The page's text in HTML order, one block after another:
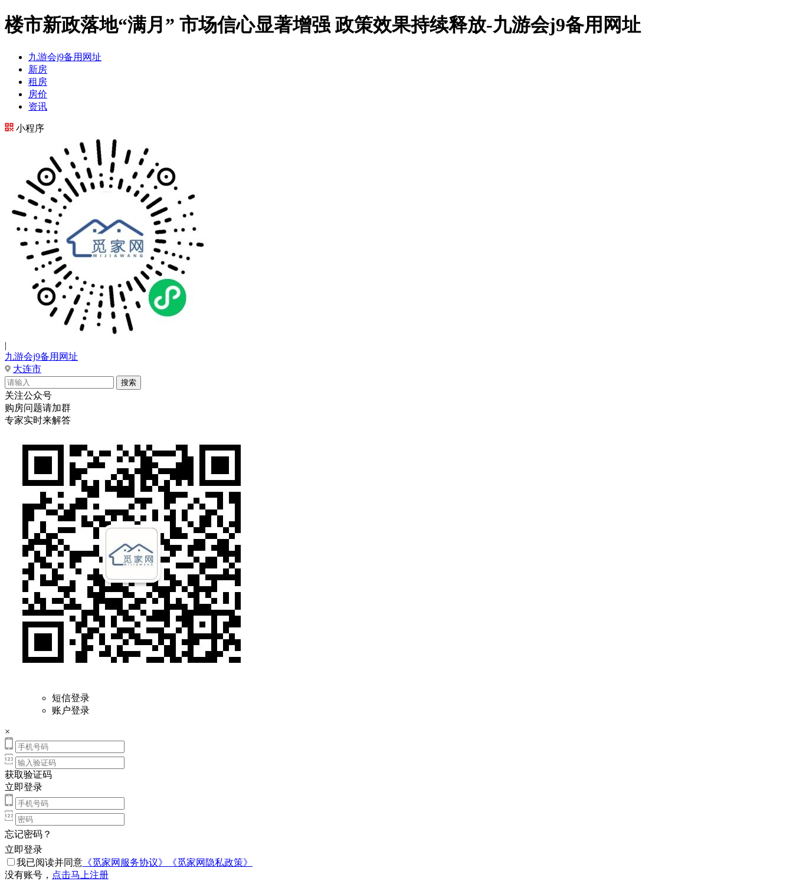
楼市新政落地“满月” 市场信心显著增强 政策效果持续释放-九游会j9备用网址
九游会j9备用网址
新房
租房
房价
资讯
小程序
|
九游会j9备用网址
大连市
关注公众号
购房问题请加群
专家实时来解答
短信登录
账户登录
×
获取验证码
立即登录
忘记密码？
立即登录
我已阅读并同意 《觅家网服务协议》
《觅家网隐私政策》
没有账号， 点击马上注册